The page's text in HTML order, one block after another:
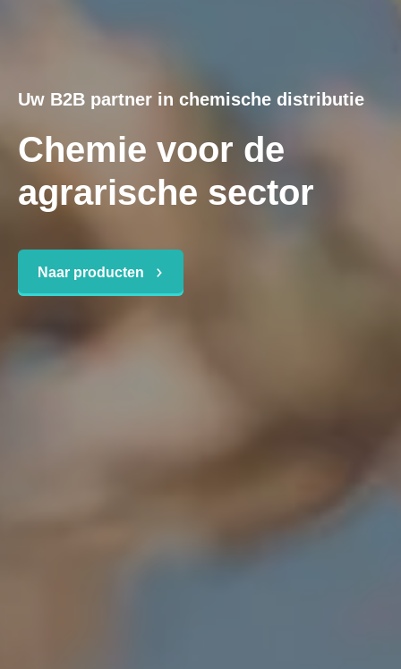
Uw B2B partner in chemische distributie
Chemie voor de
agrarische sector
Naar producten